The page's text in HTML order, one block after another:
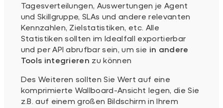
Tagesverteilungen, Auswertungen je Agent
und Skillgruppe, SLAs und andere relevanten
Kennzahlen, Zielstatistiken, etc. Alle
Statistiken sollten im Idealfall exportierbar
und per API abrufbar sein, um sie in andere
Tools integrieren zu können
Des Weiteren sollten Sie Wert auf eine
komprimierte Wallboard-Ansicht legen, die Sie
z.B. auf einem großen Bildschirm in Ihrem